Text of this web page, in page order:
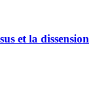
et la dissension